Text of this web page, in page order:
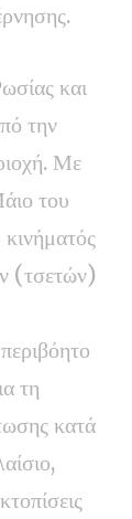
και
την
Με
του
(τσετών)
τη
κατά